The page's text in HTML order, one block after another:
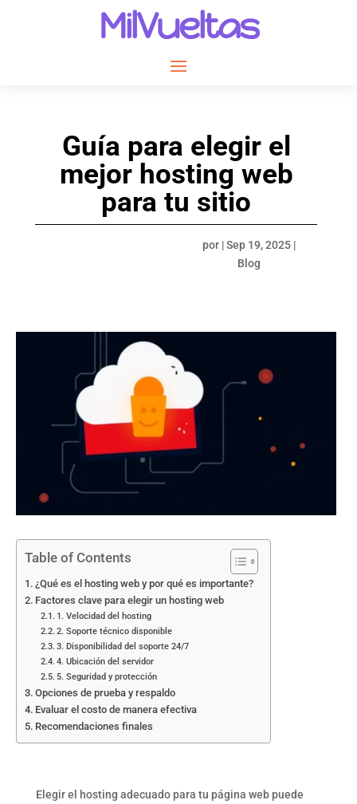
MilVueltas
Guía para elegir el
mejor hosting web
para tu sitio
por |Sep 19, 2025 |
Blog
Table of Contents
¿Qué es el hosting web y por qué es importante?
Factores clave para elegir un hosting web
1. Velocidad del hosting
2. Soporte técnico disponible
3. Disponibilidad del soporte 24/7
4. Ubicación del servidor
5. Seguridad y protección
Opciones de prueba y respaldo
Evaluar el costo de manera efectiva
Recomendaciones finales
Elegir el hosting adecuado para tu página web puede